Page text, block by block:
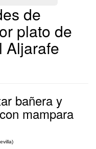
de
plato de
Aljarafe
bañera y
mampara